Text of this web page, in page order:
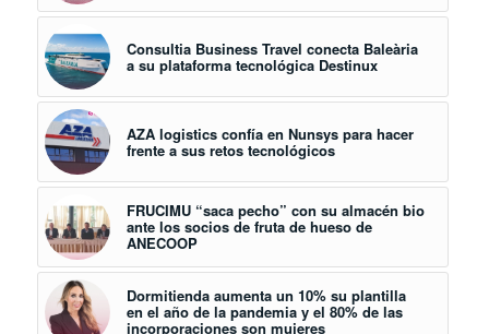
Consultia Business Travel conecta Baleària
a su plataforma tecnológica Destinux
AZA logistics confía en Nunsys para hacer
frente a sus retos tecnológicos
FRUCIMU “saca pecho” con su almacén bio
ante los socios de fruta de hueso de
ANECOOP
Dormitienda aumenta un 10% su plantilla
en el año de la pandemia y el 80% de las
incorporaciones son mujeres